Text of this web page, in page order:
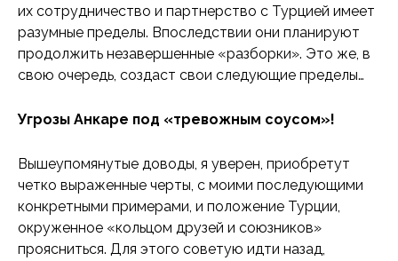
их сотрудничество и партнерство с Турцией имеет
разумные пределы. Впоследствии они планируют
продолжить незавершенные «разборки». Это же, в
свою очередь, создаст свои следующие пределы…
Угрозы Анкаре под «тревожным соусом»!
Вышеупомянутые доводы, я уверен, приобретут
четко выраженные черты, с моими последующими
конкретными примерами, и положение Турции,
окруженное «кольцом друзей и союзников»
проясниться. Для этого советую идти назад,